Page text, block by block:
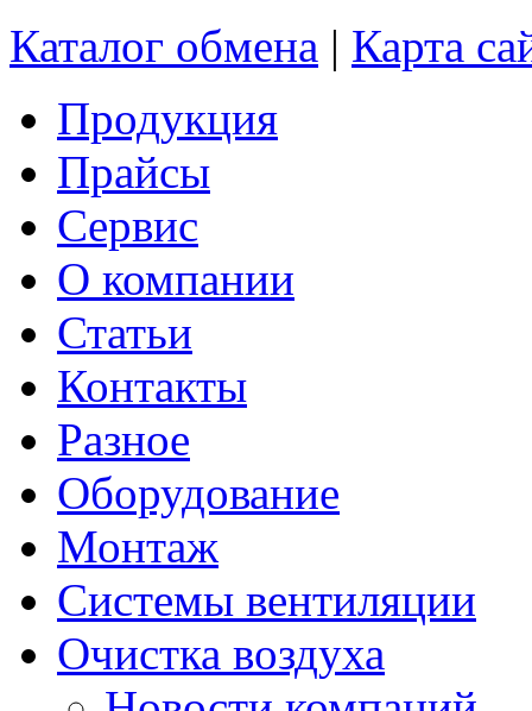
Каталог обмена | Карта
Продукция
Прайсы
Сервис
О компании
Статьи
Контакты
Разное
Оборудование
Монтаж
Системы вентиляции
Очистка воздуха